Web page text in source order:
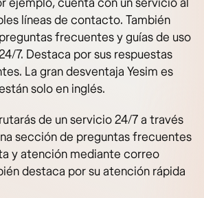
líneas de contacto. También
frecuentes y guías de uso
7. Destaca por sus respuestas
La gran desventaja Yesim es
solo en inglés.
de un servicio 24/7 a través
sección de preguntas frecuentes
y atención mediante correo
destaca por su atención rápida